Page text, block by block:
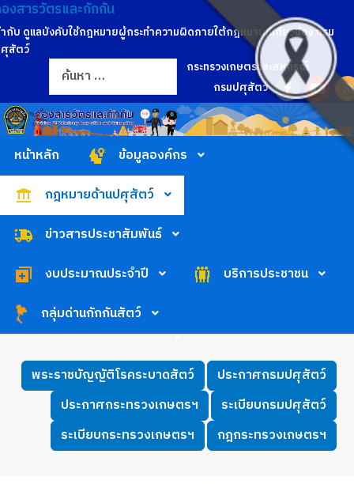
งสารวัตรและกักกัน
กับ ดูแลบังคับใช้กฎหมายผู้กระทำความผิดภายใต้กฎหมายที่เกี่ยวข้อง กรม
สัตว์
การค้นหา
กระทรวงเกษตรและสหกรณ์
กรมปศุสัตว์
หน้าหลัก
ข้อมูลองค์กร
กฎหมายด้านปศุสัตว์
ข่าวสารประชาสัมพันธ์
งบประมาณประจำปี
บริการประชาชน
กลุ่มด่านกักกันสัตว์
พระราชบัญญัติโรคระบาดสัตว์
ประกาศกรมปศุสัตว์
ประกาศกระทรวงเกษตรฯ
ระเบียบกรมปศุสัตว์
ระเบียบกระทรวงเกษตรฯ
กฎกระทรวงเกษตรฯ